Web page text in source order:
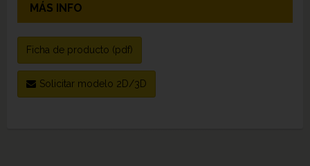
MÁS INFO
Ficha de producto (pdf)
Solicitar modelo 2D/3D